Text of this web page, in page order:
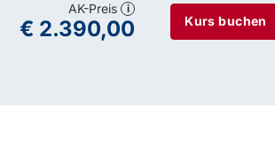
Kurs buchen
AK-Preis i
€ 2.390,00